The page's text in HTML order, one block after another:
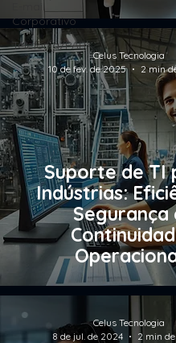
Corporativo
Telefonia/PABX
Suporte de TI
Indústrias:
Segurança
Celus Tecnologia
10 de fev. de 2025
2 min
Celus Tecnologia
8 de jul. de 2024
2 min